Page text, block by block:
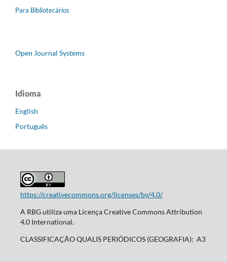
Para Bibliotecários
Open Journal Systems
Idioma
English
Português
https://creativecommons.org/licenses/by/4.0/
A RBG utiliza uma Licença Creative Commons Attribution
4.0 International.
CLASSIFICAÇÃO QUALIS PERIÓDICOS (GEOGRAFIA): A3